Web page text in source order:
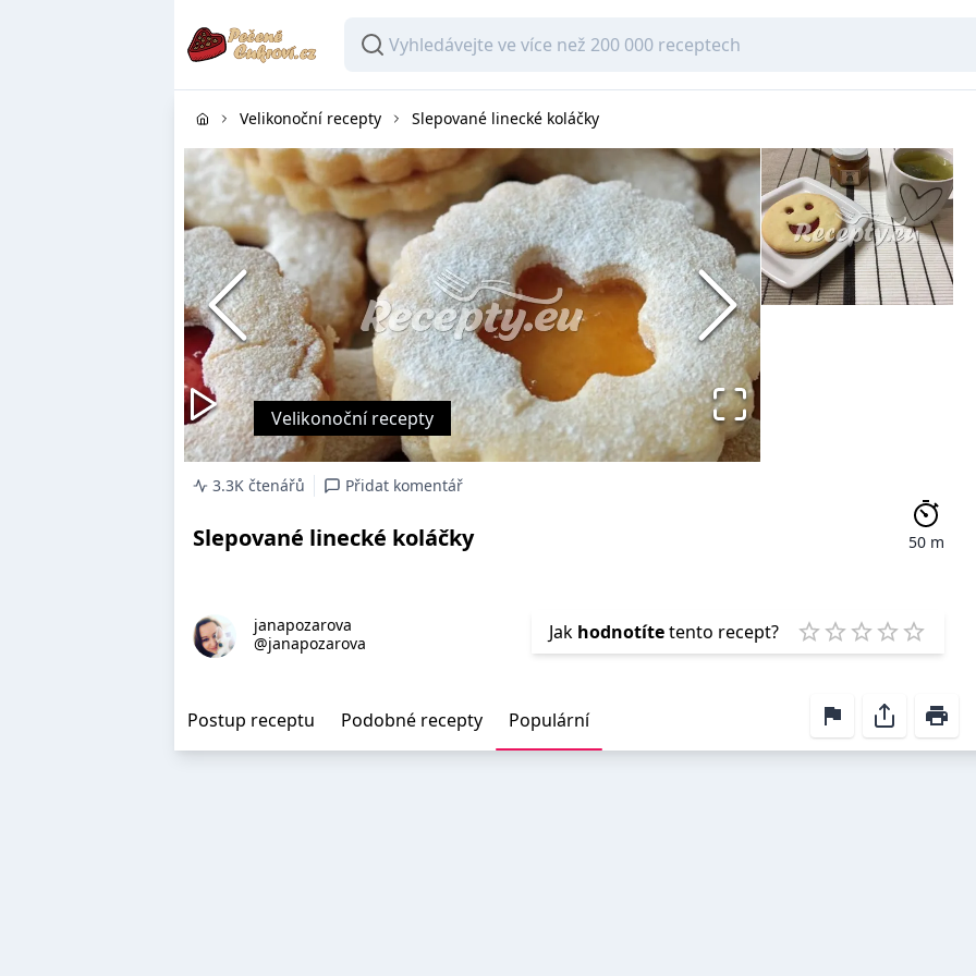
Velikonoční recepty Slepované linecké koláčky
Velikonoční recepty
3.3K čtenářů Přidat komentář
Slepované linecké koláčky 50 m
janapozarova
@janapozarova
Jak hodnotítetento recept?
1 Star
2 Stars
3 Stars
4 Stars
5
Postup receptu Podobné recepty Populární